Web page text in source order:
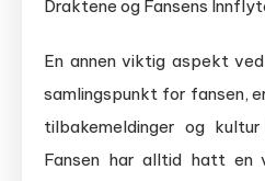
Draktene og Fansens
En annen viktig aspekt
samlingspunkt for fansen,
tilbakemeldinger og
Fansen har alltid hatt en